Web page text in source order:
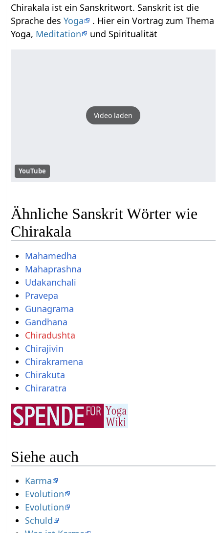
Chirakala ist ein Sanskritwort. Sanskrit ist die
Sprache desYoga
. Hier ein Vortrag zum Thema
Yoga, Meditation und Spiritualität
Video laden
YouTube
Ähnliche Sanskrit Wörter wie
Chirakala
Mahamedha
Mahaprashna
Udakanchali
Pravepa
Gunagrama
Gandhana
Chiradushta
Chirajivin
Chirakramena
Chirakuta
Chiraratra
Siehe auch
Karma
Evolution
Evolution
Schuld